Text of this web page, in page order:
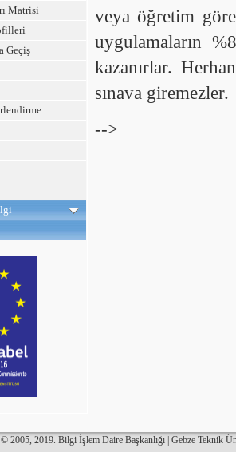
Matrisi
Geçiş
veya öğretim
uygulamaların
kazanırlar.
sınava giremezler.
-->
© 2005, 2019. Bilgi İşlem Daire Başkanlığı | Gebze Teknik